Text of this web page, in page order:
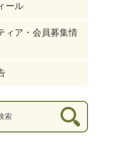
ール
ィア・会員募集情